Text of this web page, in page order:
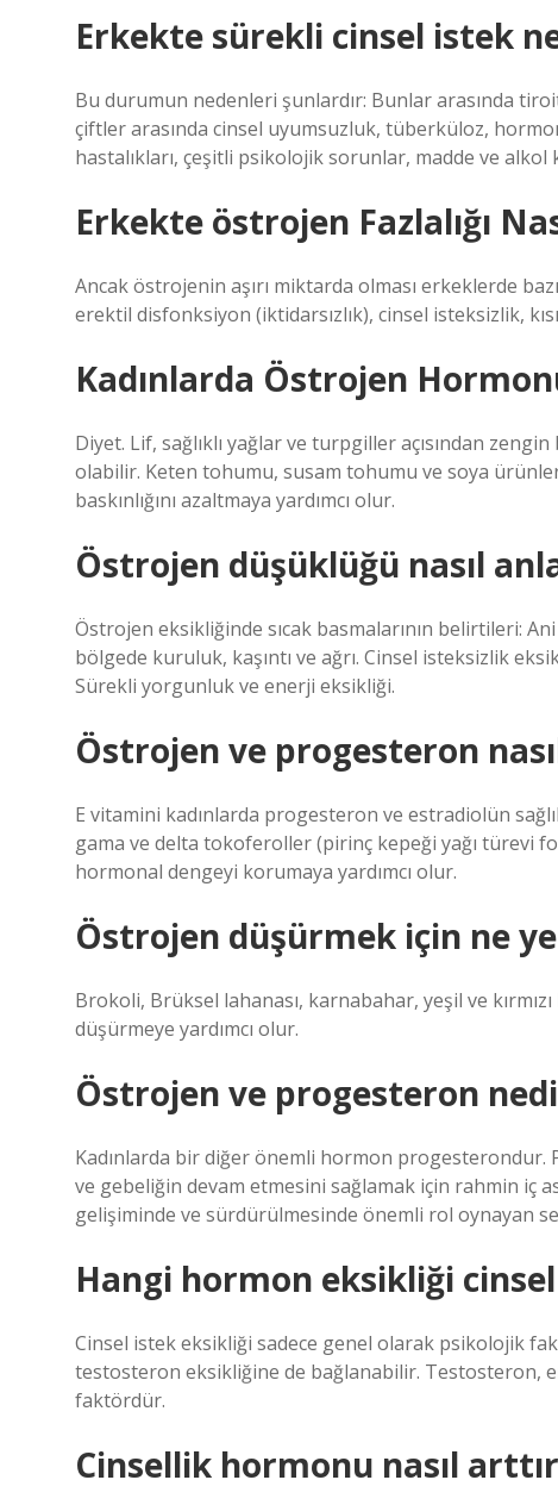
Erkekte sürekli cinsel istek
Bu durumun nedenleri şunlardır: Bunlar arasında
çiftler arasında cinsel uyumsuzluk, tüberküloz,
hastalıkları, çeşitli psikolojik sorunlar, madde ve alkol
Erkekte östrojen Fazlalığı
Ancak östrojenin aşırı miktarda olması erkeklerde
erektil disfonksiyon (iktidarsızlık), cinsel isteksizlik,
Kadınlarda Östrojen
Diyet. Lif, sağlıklı yağlar ve turpgiller açısından
olabilir. Keten tohumu, susam tohumu ve soya
baskınlığını azaltmaya yardımcı olur.
Östrojen düşüklüğü nasıl
Östrojen eksikliğinde sıcak basmalarının belirtileri:
bölgede kuruluk, kaşıntı ve ağrı. Cinsel isteksizlik
Sürekli yorgunluk ve enerji eksikliği.
Östrojen ve progesteron
E vitamini kadınlarda progesteron ve estradiolün
gama ve delta tokoferoller (pirinç kepeği yağı türevi
hormonal dengeyi korumaya yardımcı olur.
Östrojen düşürmek için ne
Brokoli, Brüksel lahanası, karnabahar, yeşil ve
düşürmeye yardımcı olur.
Östrojen ve progesteron
Kadınlarda bir diğer önemli hormon
ve gebeliğin devam etmesini sağlamak için rahmin iç
gelişiminde ve sürdürülmesinde önemli rol oynayan
Hangi hormon eksikliği
Cinsel istek eksikliği sadece genel olarak psikolojik
testosteron eksikliğine de bağlanabilir. Testosteron,
faktördür.
Cinsellik hormonu nasıl